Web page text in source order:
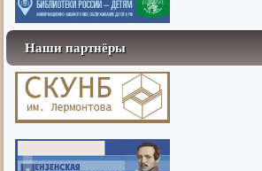
Наши партнёры